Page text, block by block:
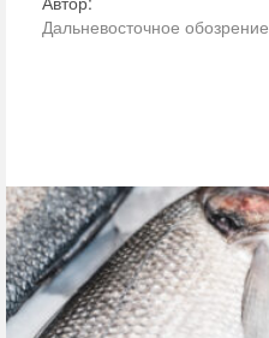
Дальневосточное обозрение